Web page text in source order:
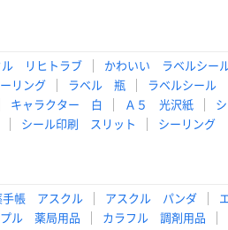
ル リヒトラブ かわいい ラベルシー
リング ラベル 瓶 ラベルシール
キャラクター 白 Ａ５ 光沢紙
シール印刷 スリット シーリング
手帳 アスクル アスクル パンダ
プル 薬局用品 カラフル 調剤用品